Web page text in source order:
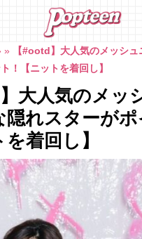
»
【#ootd】大人気のメッシ
！【ニットを着回し】
】大人気のメッ
隠れスターがポ
を着回し】